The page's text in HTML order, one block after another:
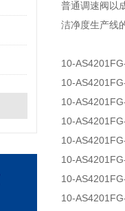
普通调速阀以
洁净度生产线
10-
10-
10-
10-
10-
10-
10-
10-